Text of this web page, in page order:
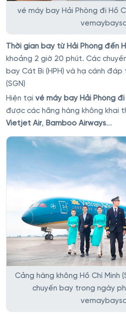
vé máy bay Hải Phòng đi Hồ
Thời gian bay từ Hải Phòng đến
khoảng 2 giờ 20 phút. Các
bay Cát Bi (HPH) và hạ cánh
(SGN)
Hiện tại vé máy bay Hải Phòng đi
được các hãng hàng không khai
Vietjet Air, Bamboo Airways...
Cảng hàng không Hồ Chí Minh
chuyến bay trong ngày